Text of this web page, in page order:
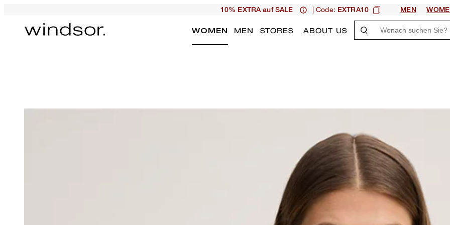
10% EXTRA auf SALE | Code: EXTRA10 MEN
WOMEN MEN STORES ABOUT US